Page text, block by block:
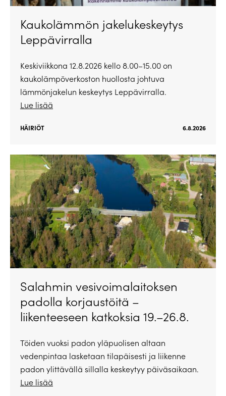
Kaukolämmön jakelukeskeytys
Leppävirralla
Keskiviikkona 12.8.2026 kello 8.00–15.00 on
kaukolämpöverkoston huollosta johtuva
lämmönjakelun keskeytys Leppävirralla.
Lue lisää
HÄIRIÖT 6.8.2026
Salahmin vesivoimalaitoksen
padolla korjaustöitä –
liikenteeseen katkoksia 19.–26.8.
Töiden vuoksi padon yläpuolisen altaan
vedenpintaa lasketaan tilapäisesti ja liikenne
padon ylittävällä sillalla keskeytyy päiväsaikaan.
Lue lisää